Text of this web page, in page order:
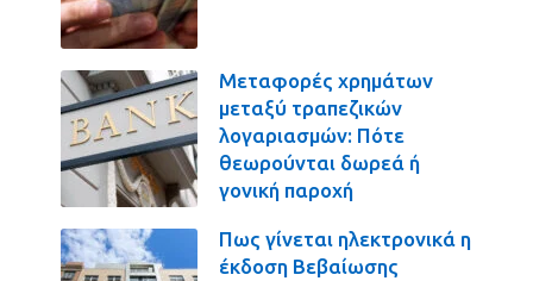
Μεταφορές χρημάτων
μεταξύ τραπεζικών
λογαριασμών: Πότε
θεωρούνται δωρεά ή
γονική παροχή
Πως γίνεται ηλεκτρονικά η
έκδοση Βεβαίωσης